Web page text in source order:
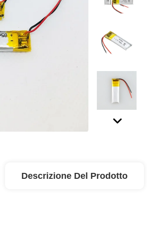
Descrizione Del Prodotto